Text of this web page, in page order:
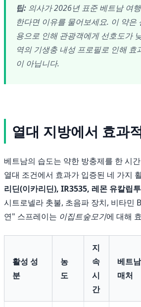
팁: 의사가 2026년 표준 베트남 여
한다면 이유를 물어보세요. 이 약은
용으로 인해 관광객에게 선호도가
역의 기생충 내성 프로필로 인해 효
이 아닙니다.
열대 지방에서 효과
베트남의 습도는 약한 방충제를 한 시
열대 조건에서 효과가 입증된 네 가지
리딘(이카리딘), IR3535, 레몬 유칼립
시트로넬라 촛불, 초음파 장치, 비타민
연" 스프레이는 이집트숲모기에 대해
활성 성
분
농
도
지
속
시
간
베트
매처